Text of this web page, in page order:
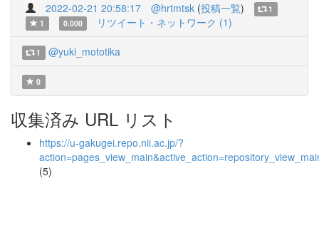
2022-02-21 20:58:17 @hrtmtsk (投稿一覧)
1
1
0.000 リツイート・ネットワーク (1)
1 @yuki_mototika
0
収集済み URL リスト
https://u-gakugei.repo.nii.ac.jp/?
(5)